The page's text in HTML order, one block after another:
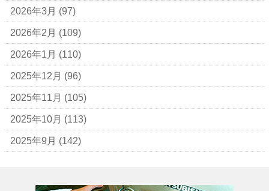
アルマーニ
アレン・エドモンズ
アンナ モリナーリ
イブ・サンローラン
ヴェロ・キーオ
ウンガロ
エヴー
2026年3月 (97)
2026年2月 (109)
2026年1月 (110)
2025年12月 (96)
2025年11月 (105)
2025年10月 (113)
2025年9月 (142)